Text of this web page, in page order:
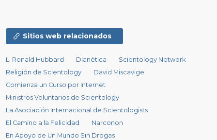
Sitios web relacionados
L. Ronald Hubbard Dianética
Scientology Network
Religión de Scientology
David Miscavige
Comienza un Curso por Internet
Ministros Voluntarios de Scientology
La Asociación Internacional de Scientologists
El Camino a la Felicidad
Narconon
En Apoyo de Un Mundo Sin Drogas